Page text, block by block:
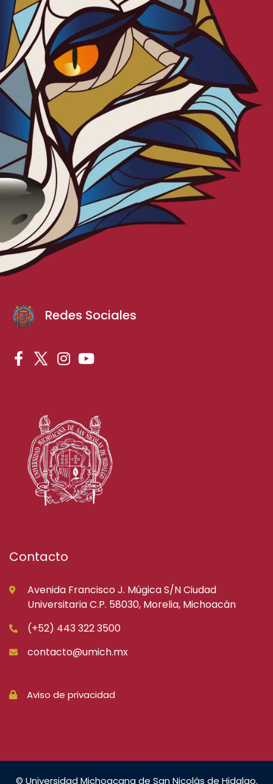
Redes Sociales
Contacto
Avenida Francisco J. Múgica S/N Ciudad
Universitaria C.P. 58030, Morelia, Michoacán
(+52) 443 322 3500
contacto@umich.mx
Aviso de privacidad
© Universidad Michoacana de San Nicolás de Hidalgo.